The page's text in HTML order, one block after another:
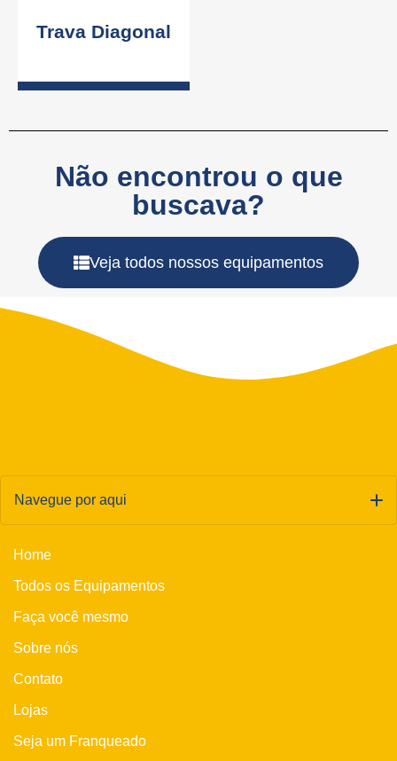
Trava Diagonal
Não encontrou o que
buscava?
Veja todos nossos equipamentos
Navegue por aqui
Home
Todos os Equipamentos
Faça você mesmo
Sobre nós
Contato
Lojas
Seja um Franqueado